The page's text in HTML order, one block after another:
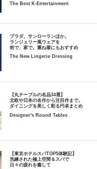
The Best K-Entertainment
プラダ、サンローランほか。
ランジェリー風ウェアを
街で、家で。重ね着にもおすすめ
The New Lingerie Dressing
【丸テーブルの名品34選】
北欧や日本の名作から注目作まで。
ダイニングを美しく彩る円卓まとめ
Designer's Round Tables
【東京ホテルスパTOP5体験記】
洗練された極上空間＆スパで
日々の疲れを癒して